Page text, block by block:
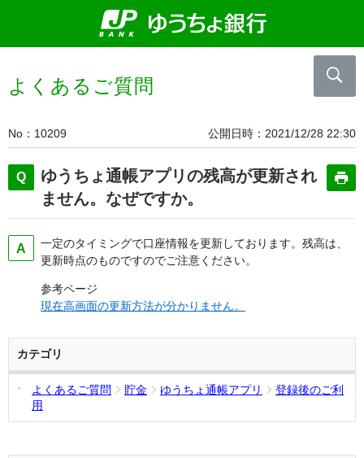
よくあるご質問
No 10209 公開日時 2021/12/28 22:30
ゆうちょ通帳アプリの残高が更新され
ません。なぜですか。
一定のタイミングで口座情報を更新しております。残高は、
更新時点のものですのでご注意ください。
参考ページ
現在高画面の更新方法が分かりません。
カテゴリ
よくあるご質問 貯金 ゆうちょ通帳アプリ
登録後のご利
用